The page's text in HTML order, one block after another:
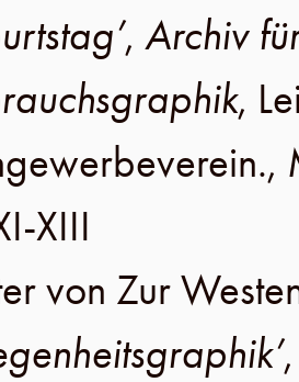
, Archiv
,
.,
XIII
von Zur